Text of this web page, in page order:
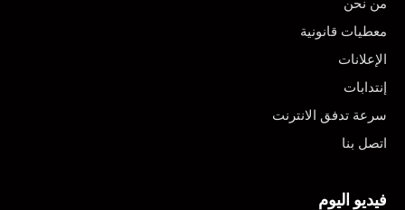
من نحن
معطيات قانونية
الإعلانات
إنتدابات
سرعة تدفق الانترنت
اتصل بنا
فيديو اليوم